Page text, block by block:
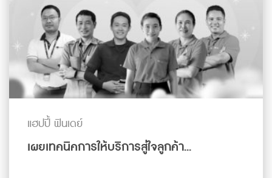
แฮปปี้ ฟินเดย์
เผยเทคนิคการให้บริการสู่ใจลูกค้า...